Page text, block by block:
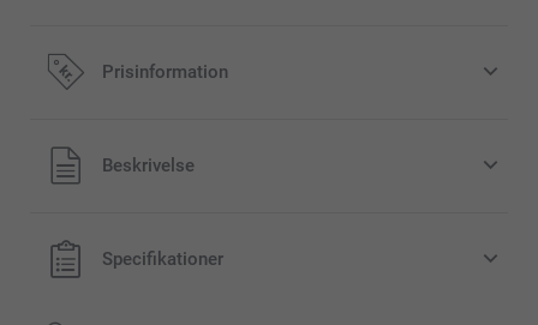
Glædelig Jul med et julekrus
Prisinformation
Alle priser inklusive moms og uden
forsendelsesomkostninger
Beskrivelse
Specifikationer